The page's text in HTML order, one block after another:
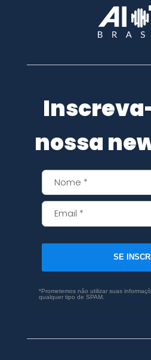
nossa
SE
*Prometemos não utilizar suas
qualquer tipo de SPAM.